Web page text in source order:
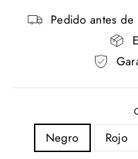
Pedido antes
Negro Rojo